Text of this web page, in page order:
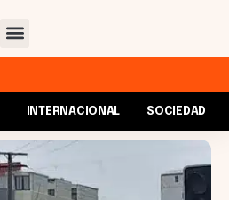
INTERNACIONAL SOCIEDAD